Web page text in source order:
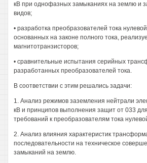
кВ при однофазных замыканиях на землю и
видов;
• разработка преобразователей тока
основанных на законе полного тока,
магнитотранзисторов;
• сравнительные испытания серийных
разработанных преобразователей тока.
В соответствии с этим решались задачи:
1. Анализ режимов заземления нейтрали
кВ и принципов выполнения защит от 033
требований к преобразователям тока
2. Анализ влияния характеристик
последовательности на техническое
замыканий на землю.